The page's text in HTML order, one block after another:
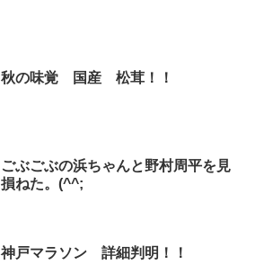
秋の味覚 国産 松茸！！
ごぶごぶの浜ちゃんと野村周平を見
損ねた。(^^;
神戸マラソン 詳細判明！！